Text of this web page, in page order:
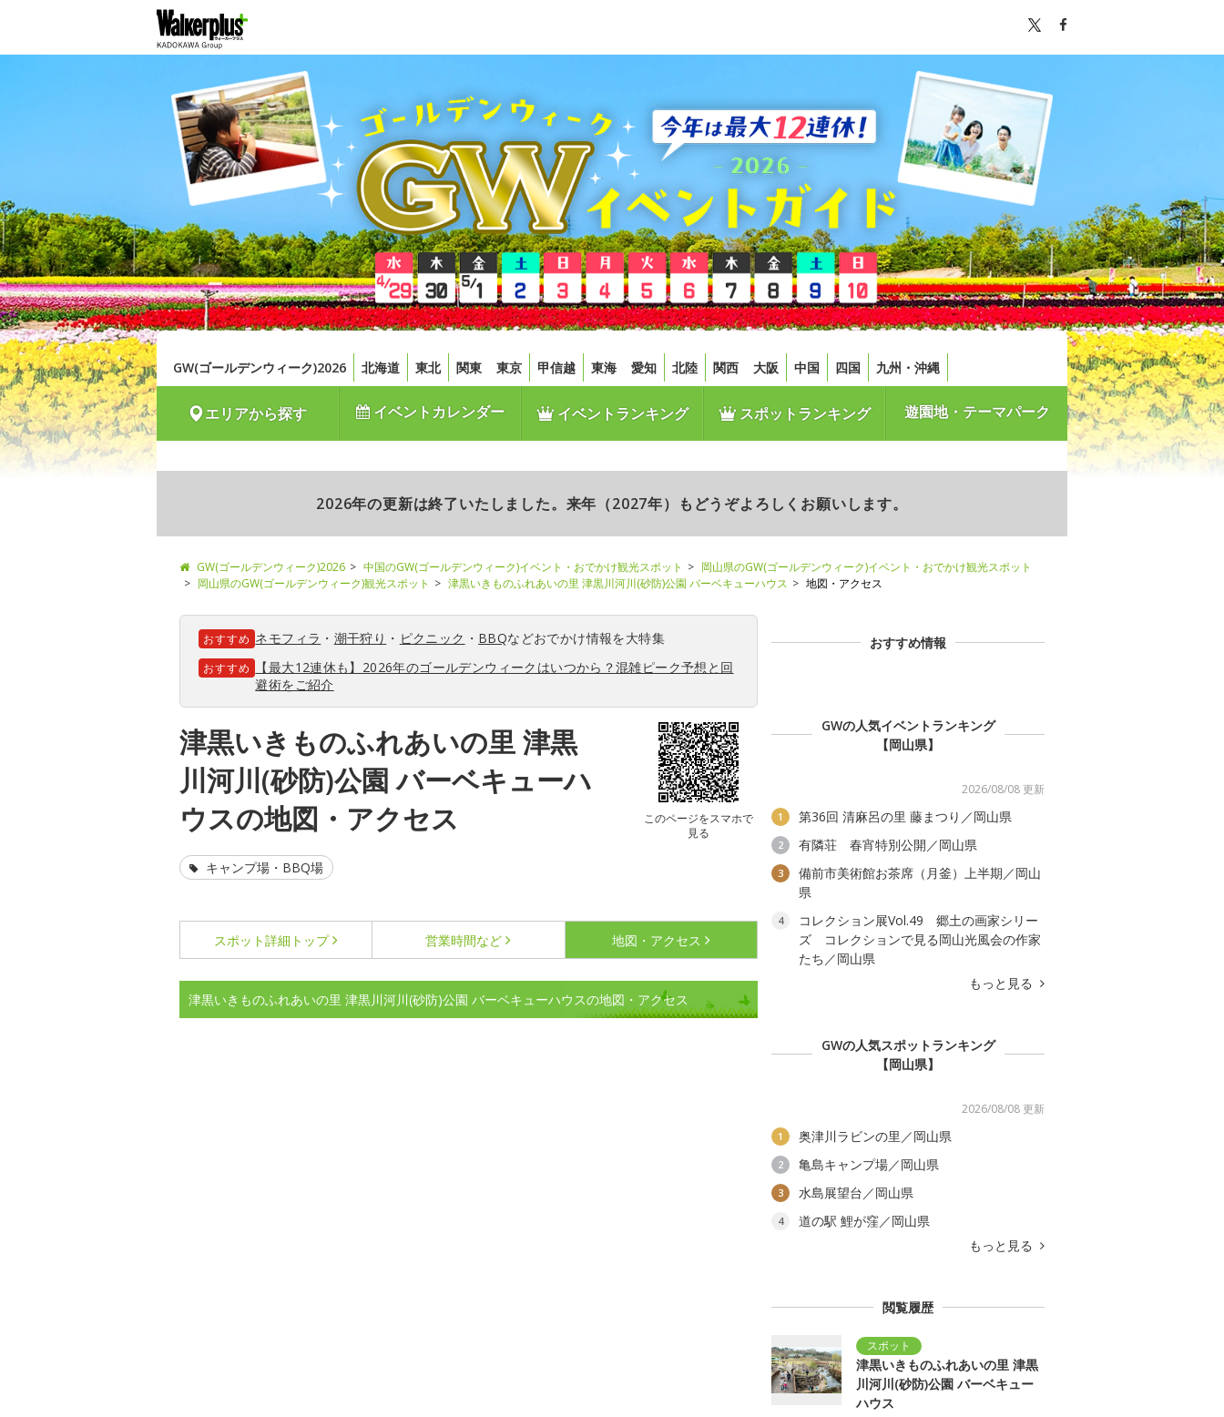
GW(ゴールデンウィーク)2026 北海道 東北 関東 東京 甲信越 東海 愛知 北陸 関西 大阪 中国 四国 九州・沖縄
エリアから探す イベントカレンダー イベントランキング スポットランキング 遊園地・テーマパーク
2026年の更新は終了いたしました。来年（2027年）もどうぞよろしくお願いします。
GW(ゴールデンウィーク)2026 中国のGW(ゴールデンウィーク)イベント・おでかけ観光スポット
岡山県のGW(ゴールデンウィーク)イベント・おでかけ観光スポット
岡山県のGW(ゴールデンウィーク)観光スポット
津黒いきものふれあいの里 津黒川河川(砂防)公園 バーベキューハウス 地図・アクセス
おすすめ ネモフィラ ・ 潮干狩り ・ ピクニック ・ BBQなどおでかけ情報を大特集
おすすめ
【最大12連休も】2026年のゴールデンウィークはいつから？混雑ピーク予想と回
避術をご紹介
津黒いきものふれあいの里 津黒
川河川(砂防)公園 バーベキューハ
ウスの地図・アクセス
このページをスマホで
見る
キャンプ場・BBQ場
スポット詳細 トップ 営業時間など 地図・アクセス
津黒いきものふれあいの里 津黒川河川(砂防)公園 バーベキューハウスの地図・アクセス
おすすめ情報
GWの人気イベントランキング
【岡山県】
2026/08/08 更新
1 第36回 清麻呂の里 藤まつり／岡山県
2 有隣荘 春宵特別公開／岡山県
3
備前市美術館お茶席（月釜）上半期／岡山
県
4
コレクション展Vol.49 郷土の画家シリー
ズ コレクションで見る岡山光風会の作家
たち／岡山県
もっと見る
GWの人気スポットランキング
【岡山県】
2026/08/08 更新
1 奥津川ラビンの里／岡山県
2 亀島キャンプ場／岡山県
3 水島展望台／岡山県
4
道の駅 鯉が窪／岡山県
もっと見る
閲覧履歴
津黒いきものふれあいの里 津黒
川河川(砂防)公園 バーベキュー
ハウス